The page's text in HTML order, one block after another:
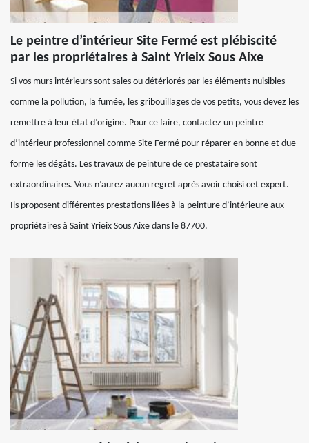
Le peintre d’intérieur Site Fermé est plébiscité
par les propriétaires à Saint Yrieix Sous Aixe
Si vos murs intérieurs sont sales ou détériorés par les éléments nuisibles
comme la pollution, la fumée, les gribouillages de vos petits, vous devez les
remettre à leur état d’origine. Pour ce faire, contactez un peintre
d’intérieur professionnel comme Site Fermé pour réparer en bonne et due
forme les dégâts. Les travaux de peinture de ce prestataire sont
extraordinaires. Vous n’aurez aucun regret après avoir choisi cet expert.
Ils proposent différentes prestations liées à la peinture d’intérieure aux
propriétaires à Saint Yrieix Sous Aixe dans le 87700.